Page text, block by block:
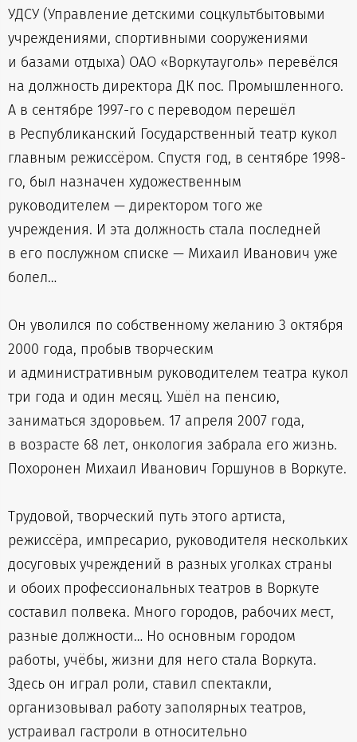
УДСУ (Управление детскими соцкультбытовыми
учреждениями, спортивными сооружениями
и базами отдыха) ОАО «Воркутауголь» перевёлся
на должность директора ДК пос. Промышленного.
А в сентябре 1997-го с переводом перешёл
в Республиканский Государственный театр кукол
главным режиссёром. Спустя год, в сентябре 1998-
го, был назначен художественным
руководителем — директором того же
учреждения. И эта должность стала последней
в его послужном списке — Михаил Иванович уже
болел…
Он уволился по собственному желанию 3 октября
2000 года, пробыв творческим
и административным руководителем театра кукол
три года и один месяц. Ушёл на пенсию,
заниматься здоровьем. 17 апреля 2007 года,
в возрасте 68 лет, онкология забрала его жизнь.
Похоронен Михаил Иванович Горшунов в Воркуте.
Трудовой, творческий путь этого артиста,
режиссёра, импресарио, руководителя нескольких
досуговых учреждений в разных уголках страны
и обоих профессиональных театров в Воркуте
составил полвека. Много городов, рабочих мест,
разные должности… Но основным городом
работы, учёбы, жизни для него стала Воркута.
Здесь он играл роли, ставил спектакли,
организовывал работу заполярных театров,
устраивал гастроли в относительно